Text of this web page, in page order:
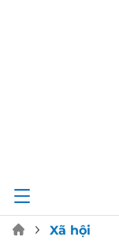
Xã hội